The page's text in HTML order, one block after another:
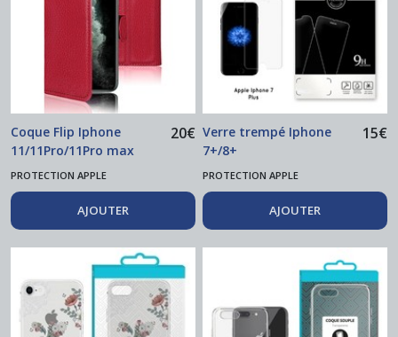
Coque Flip Iphone
11/11Pro/11Pro max
20€
PROTECTION APPLE
AJOUTER
Verre trempé Iphone
7+/8+
15€
PROTECTION APPLE
AJOUTER